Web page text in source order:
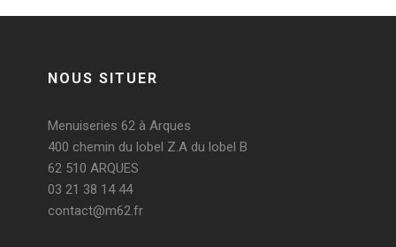
NOUS SITUER
Menuiseries 62 à Arques
400 chemin du lobel Z.A du lobel B
62 510 ARQUES
03 21 38 14 44
contact@m62.fr